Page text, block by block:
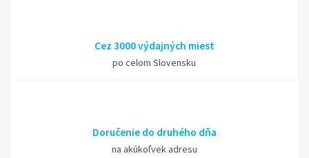
Cez 3000 výdajných miest
po celom Slovensku
Doručenie do druhého dňa
na akúkoľvek adresu